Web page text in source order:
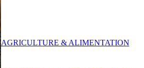
AGRICULTURE & ALIMENTATION